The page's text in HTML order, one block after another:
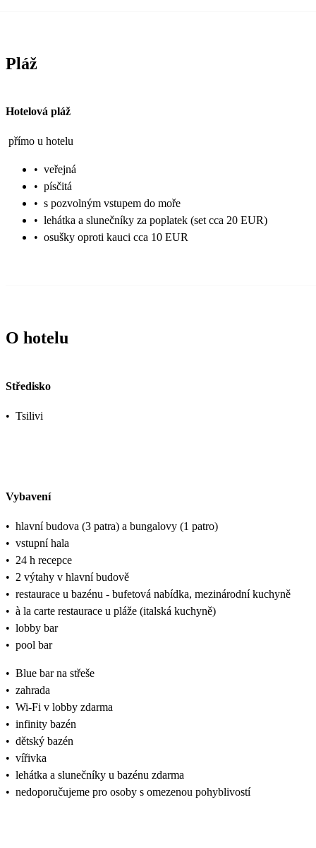
Pláž
Hotelová pláž
přímo u hotelu
• veřejná
• písčitá
• s pozvolným vstupem do moře
• lehátka a slunečníky za poplatek (set cca 20 EUR)
• osušky oproti kauci cca 10 EUR
O hotelu
Středisko
• Tsilivi
Vybavení
• hlavní budova (3 patra) a bungalovy (1 patro)
• vstupní hala
• 24 h recepce
• 2 výtahy v hlavní budově
• restaurace u bazénu - bufetová nabídka, mezinárodní kuchyně
• à la carte restaurace u pláže (italská kuchyně)
• lobby bar
• pool bar
• Blue bar na střeše
• zahrada
• Wi-Fi v lobby zdarma
• infinity bazén
• dětský bazén
• vířivka
• lehátka a slunečníky u bazénu zdarma
• nedoporučujeme pro osoby s omezenou pohyblivostí